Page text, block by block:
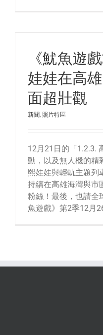
《魷魚遊
娃娃在高
面超壯觀
新聞, 照片特區
12月21日的「1.2.3.
動，以及無人機的精
熙娃娃與輕軌主題列
持續在高雄海灣與市
粉絲！最後，也請全
魚遊戲》第2季12月